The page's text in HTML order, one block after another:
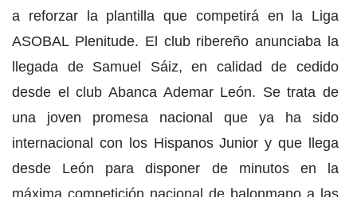
a reforzar la plantilla que competirá en la Liga
ASOBAL Plenitude. El club ribereño anunciaba la
llegada de Samuel Sáiz, en calidad de cedido
desde el club Abanca Ademar León. Se trata de
una joven promesa nacional que ya ha sido
internacional con los Hispanos Junior y que llega
desde León para disponer de minutos en la